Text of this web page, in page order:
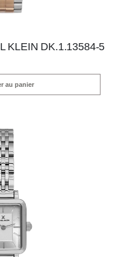
KLEIN DK.1.13584-5
au panier